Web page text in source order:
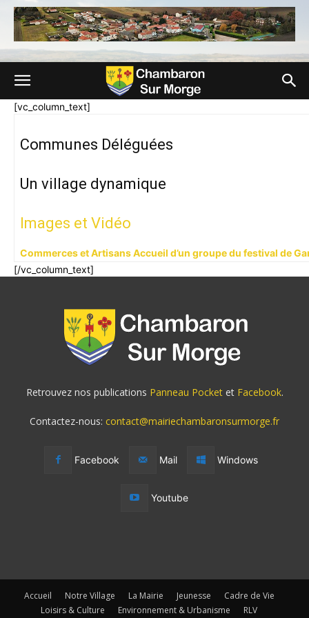
[vc_column_text]
Communes Déléguées
Un village dynamique
Images et Vidéo
Commerces et ArtisansAccueil d’un groupe du festival de
[/vc_column_text]
Retrouvez nos publications Panneau Pocketet Facebook.
Contactez-nous: contact@mairiechambaronsurmorge.fr
Facebook Mail Windows
Youtube
Accueil Notre Village La Mairie Jeunesse
Cadre de Vie
Loisirs & Culture
Environnement & Urbanisme RLV